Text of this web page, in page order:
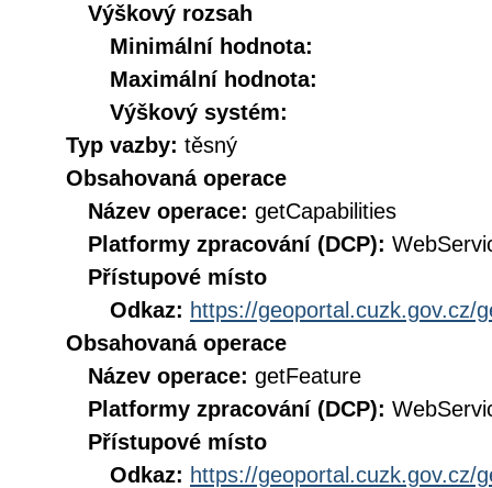
Výškový rozsah
Minimální hodnota:
Maximální hodnota:
Výškový systém:
Typ vazby: těsný
Obsahovaná operace
Název operace: getCapabilities
Platformy zpracování (DCP):
Přístupové místo
Odkaz: https://geoportal.cuzk.gov.cz/
Obsahovaná operace
Název operace: getFeature
Platformy zpracování (DCP):
Přístupové místo
Odkaz: https://geoportal.cuzk.gov.cz/